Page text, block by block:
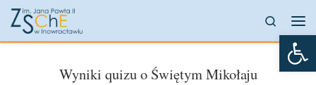
Przejdź do treści
Search
Wyniki quizu o Świętym Mikołaju